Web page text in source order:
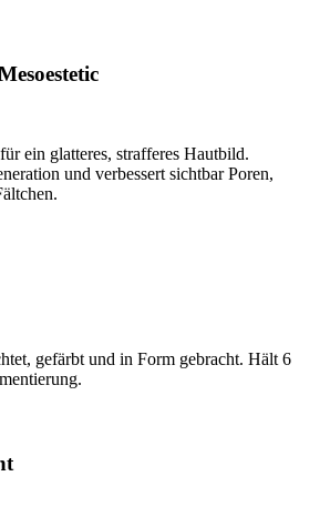
ein glatteres, strafferes Hautbild.
und verbessert sichtbar Poren,
gefärbt und in Form gebracht. Hält 6